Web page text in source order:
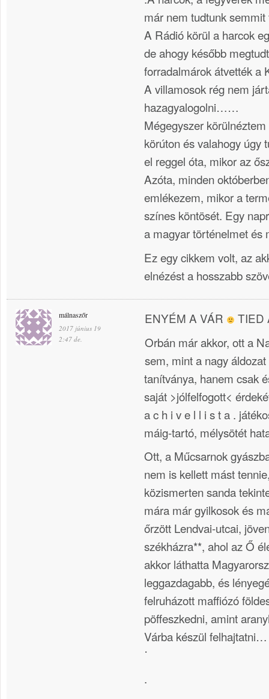
már nem tudtunk semmit
A Rádió körül a harcok
de ahogy később
forradalmárok átvették a
A villamosok rég nem
hazagyalogolni……
Mégegyszer
körúton és valahogy úgy
el reggel óta, mikor az
Azóta, minden
emlékezem, mikor a
színes köntösét. Egy
a magyar történelmet és
Ez egy cikkem volt, az
elnézést a hosszabb
málnaszőr
2017 június 19
2:47 de.
ENYÉM A VÁR
TIED
Orbán már akkor, ott a
sem, mint a nagy
tanítványa, hanem csak
saját >jólfelfogott<
a c h i v e l l i s t a .
máig-tartó, mélysötét
Ott, a Műcsarnok
nem is kellett mást
közismerten sanda
mára már gyilkosok és
őrzött Lendvai-utcai,
székházra**, ahol az Ő
akkor láthatta
leggazdagabb, és
felruházott maffiózó
pöffeszkedni, amint
Várba készül felhajtatni…
˙
.